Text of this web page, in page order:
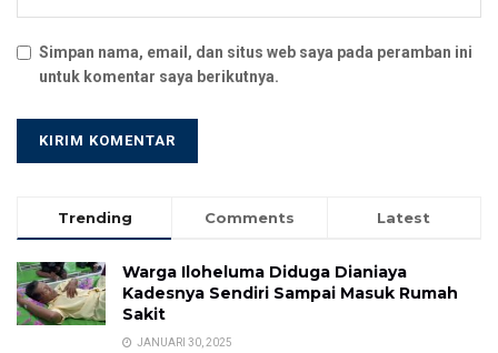
Simpan nama, email, dan situs web saya pada peramban ini
untuk komentar saya berikutnya.
Trending Comments Latest
Warga Iloheluma Diduga Dianiaya
Kadesnya Sendiri Sampai Masuk Rumah
Sakit
JANUARI 30, 2025